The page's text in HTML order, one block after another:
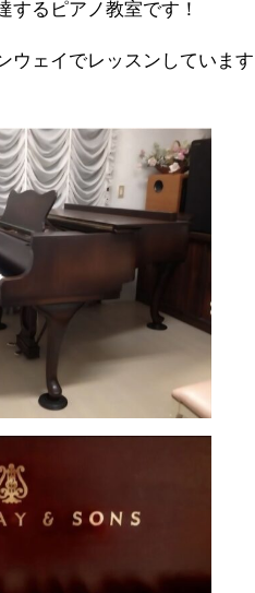
するピアノ教室です！
ウェイでレッスンしています